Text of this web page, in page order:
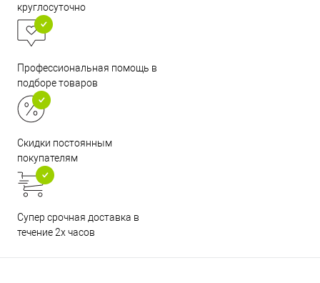
круглосуточно
Профессиональная помощь в
подборе товаров
Скидки постоянным
покупателям
Супер срочная доставка в
течение 2х часов